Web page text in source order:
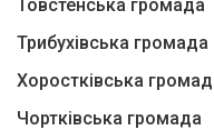
Товстенська громада
Трибухівська громада
Хоростківська
Чортківська громада